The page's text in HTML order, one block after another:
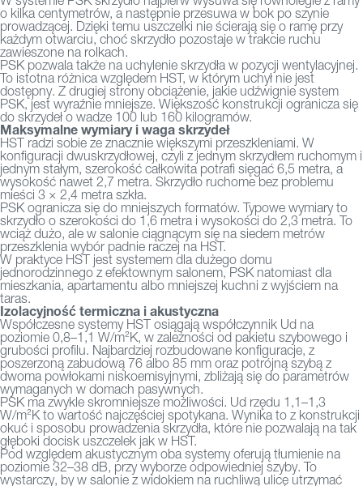
o kilka centymetrów, a następnie przesuwa w bok po szynie
prowadzącej. Dzięki temu uszczelki nie ścierają się o ramę przy
każdym otwarciu, choć skrzydło pozostaje w trakcie ruchu
zawieszone na rolkach.
PSK pozwala także na uchylenie skrzydła w pozycji wentylacyjnej.
To istotna różnica względem HST, w którym uchył nie jest
dostępny. Z drugiej strony obciążenie, jakie udźwignie system
PSK, jest wyraźnie mniejsze. Większość konstrukcji ogranicza się
do skrzydeł o wadze 100 lub 160 kilogramów.
Maksymalne wymiary i waga skrzydeł
HST radzi sobie ze znacznie większymi przeszkleniami. W
konfiguracji dwuskrzydłowej, czyli z jednym skrzydłem ruchomym i
jednym stałym, szerokość całkowita potrafi sięgać 6,5 metra, a
wysokość nawet 2,7 metra. Skrzydło ruchome bez problemu
mieści 3 × 2,4 metra szkła.
PSK ogranicza się do mniejszych formatów. Typowe wymiary to
skrzydło o szerokości do 1,6 metra i wysokości do 2,3 metra. To
wciąż dużo, ale w salonie ciągnącym się na siedem metrów
przeszklenia wybór padnie raczej na HST.
W praktyce HST jest systemem dla dużego domu
jednorodzinnego z efektownym salonem, PSK natomiast dla
mieszkania, apartamentu albo mniejszej kuchni z wyjściem na
taras.
Izolacyjność termiczna i akustyczna
Współczesne systemy HST osiągają współczynnik Ud na
poziomie 0,8–1,1 W/m²K, w zależności od pakietu szybowego i
grubości profilu. Najbardziej rozbudowane konfiguracje, z
poszerzoną zabudową 76 albo 85 mm oraz potrójną szybą z
dwoma powłokami niskoemisyjnymi, zbliżają się do parametrów
wymaganych w domach pasywnych.
PSK ma zwykle skromniejsze możliwości. Ud rzędu 1,1–1,3
W/m²K to wartość najczęściej spotykana. Wynika to z konstrukcji
okuć i sposobu prowadzenia skrzydła, które nie pozwalają na tak
głęboki docisk uszczelek jak w HST.
Pod względem akustycznym oba systemy oferują tłumienie na
poziomie 32–38 dB, przy wyborze odpowiedniej szyby. To
wystarczy, by w salonie z widokiem na ruchliwą ulicę utrzymać